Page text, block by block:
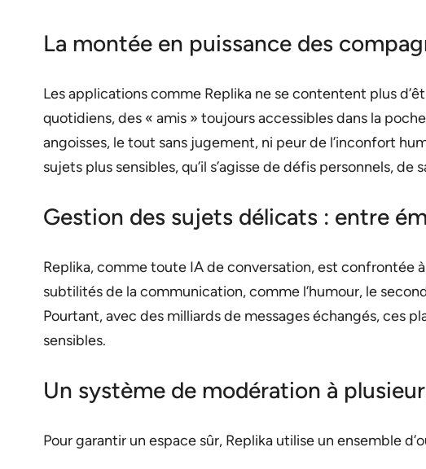
La montée en puissance des
Les applications comme Replika ne se contentent plus
quotidiens, des « amis » toujours accessibles dans la
angoisses, le tout sans jugement, ni peur de l’inconfort
sujets plus sensibles, qu’il s’agisse de défis personnels,
Gestion des sujets délicats : entre
Replika, comme toute IA de conversation, est confrontée
subtilités de la communication, comme l’humour, le
Pourtant, avec des milliards de messages échangés, ces
sensibles.
Un système de modération à
Pour garantir un espace sûr, Replika utilise un ensemble